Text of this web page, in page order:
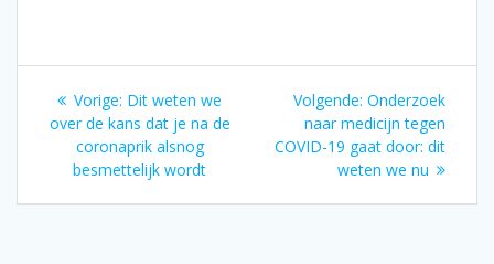
Bericht
navigatie
Vorige: Vorig
bericht:
Dit weten we
over de kans dat je na de
coronaprik alsnog
besmettelijk wordt
Volgende: Volgend
bericht:
Onderzoek
naar medicijn tegen
COVID-19 gaat door: dit
weten we nu